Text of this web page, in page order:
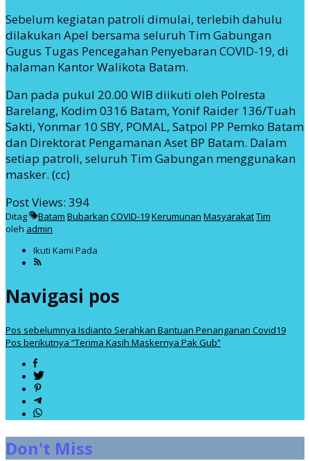
Sebelum kegiatan patroli dimulai, terlebih dahulu
dilakukan Apel bersama seluruh Tim Gabungan
Gugus Tugas Pencegahan Penyebaran COVID-19, di
halaman Kantor Walikota Batam.
Dan pada pukul 20.00 WIB diikuti oleh Polresta
Barelang, Kodim 0316 Batam, Yonif Raider 136/Tuah
Sakti, Yonmar 10 SBY, POMAL, Satpol PP Pemko Batam
dan Direktorat Pengamanan Aset BP Batam. Dalam
setiap patroli, seluruh Tim Gabungan menggunakan
masker. (cc)
Post Views: 394
Ditag Batam Bubarkan COVID-19Kerumunan MasyarakatTim
oleh admin
Ikuti Kami Pada
Navigasi pos
Pos sebelumnya Isdianto Serahkan Bantuan Penanganan Covid19
Pos berikutnya “Terima Kasih Maskernya Pak Gub”
Don't Miss